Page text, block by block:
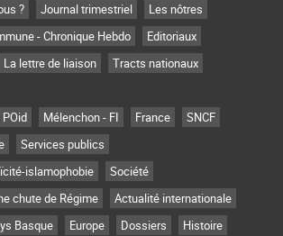
? Journal trimestriel
Les nôtres
- Chronique Hebdo
Editoriaux
La lettre de liaison
Tracts nationaux
Mélenchon - FI France
SNCF
Services publics
islamophobie
Société
chute de Régime
Actualité internationale
Basque Europe Dossiers
Histoire